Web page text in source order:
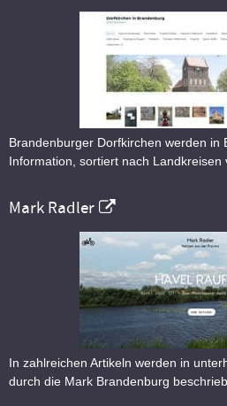
Brandenburger Dorfkirchen werden in
Information, sortiert nach Landkreisen
Mark Radler
In zahlreichen Artikeln werden in
durch die Mark Brandenburg